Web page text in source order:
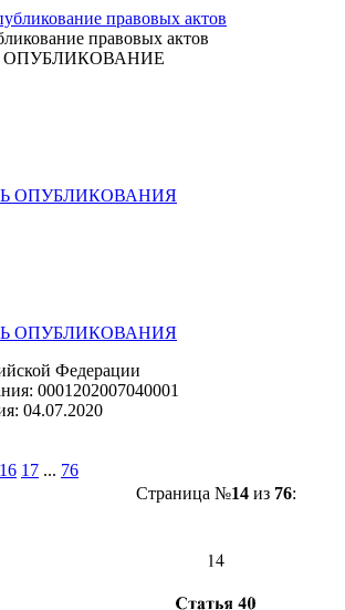
правовых актов
ОПУБЛИКОВАНИЯ
ОПУБЛИКОВАНИЯ
Федерации
0001202007040001
04.07.2020
16 17 ... 76
Страница №14из 76: